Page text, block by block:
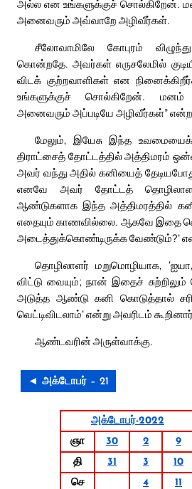
அல்ல என உங்களுக்குச் சொல்கிறேன்.
அனைவரும் அவ்வாறே அழிவீர்கள்.
சீலோவாமிலே கோபுரம்
கொன்றதே. அவர்கள் எருசலேமில்
விடக் குற்றவாளிகள் என
உங்களுக்குச் சொல்கிறேன். மனம்
அனைவரும் அப்படியே அழிவீர்கள்”
மேலும், இயேசு இந்த உவமையைக்
திராட்சைத் தோட்டத்தில் அத்திமரம்
அவர் வந்து அதில் கனியைத்
எனவே அவர் தோட்டத்
ஆண்டுகளாக இந்த அத்திமரத்தில்
எதையும் காணவில்லை. ஆகவே இதை
அடைத்துக்கொண்டிருக்க வேண்டும்?’
தொழிலாளர் மறுமொழியாக,
விட்டு வையும்; நான் இதைச்
அடுத்த ஆண்டு கனி கொடுத்தால்
வெட்டிவிடலாம்’ என்று அவரிடம்
ஆண்டவரின் அருள்வாக்கு.
◄ அக்டோபர் – 21
அக்டோபர்-2022
ஞா
30 2 9
தி
31 3 10
செ
4 11